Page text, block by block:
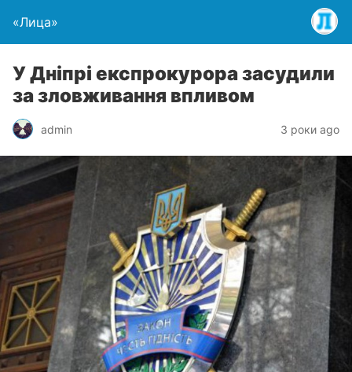
«Лица»
У Дніпрі експрокурора засудили
за зловживання впливом
admin 3 роки ago